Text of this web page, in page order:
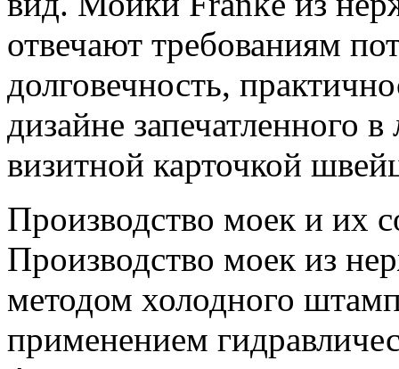
отвечают требованиям
долговечность,
дизайне запечатленного
визитной карточкой
Производство моек и их
Производство моек из
методом холодного
применением